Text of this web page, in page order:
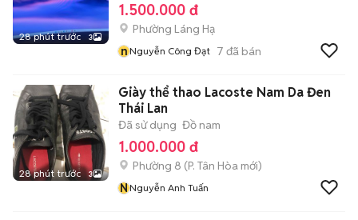
28 phút trước 3
1.500.000 đ
Phường Láng Hạ
nNguyễn Công Đạt 7 đã bán
28 phút trước 3
Giày thể thao Lacoste Nam Da Đen
Thái Lan
Đã sử dụng Đồ nam
1.000.000 đ
Phường 8 (P. Tân Hòa mới)
NNguyễn Anh Tuấn